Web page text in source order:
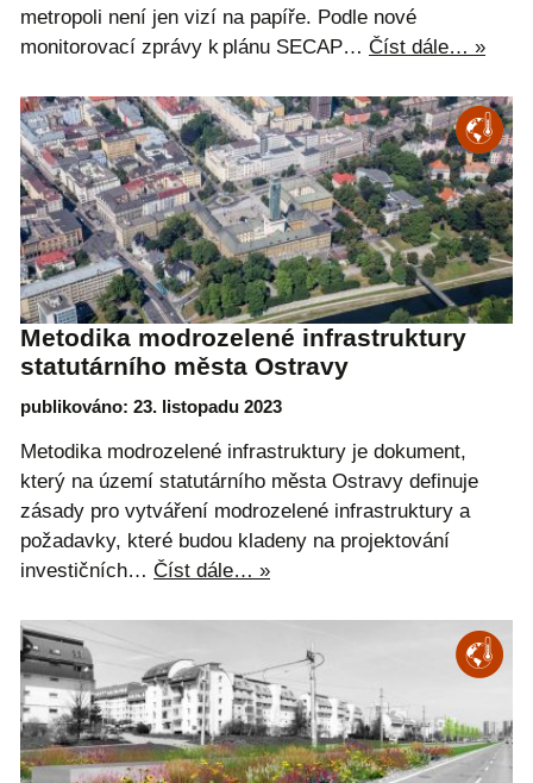
metropoli není jen vizí na papíře. Podle nové
monitorovací zprávy k plánu SECAP… Číst dále… »
Metodika modrozelené infrastruktury
statutárního města Ostravy
publikováno: 23. listopadu 2023
Metodika modrozelené infrastruktury je dokument,
který na území statutárního města Ostravy definuje
zásady pro vytváření modrozelené infrastruktury a
požadavky, které budou kladeny na projektování
investičních… Číst dále… »